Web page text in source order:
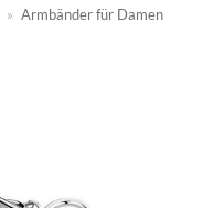
» Armbänder für Damen